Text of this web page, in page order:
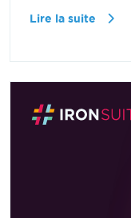
Lire la suite